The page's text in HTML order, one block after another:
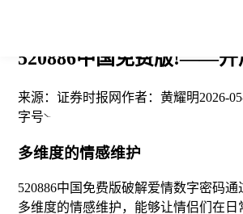
520886中国免费版!——开
来源： 证券时报网作者： 黄耀明2026-
字号
多维度的情感维护
520886中国免费版破解爱情数字密码
多维度的情感维护，能够让情侣们在